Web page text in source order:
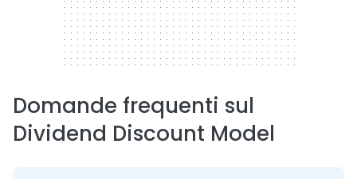
Domande frequenti sul
Dividend Discount Model